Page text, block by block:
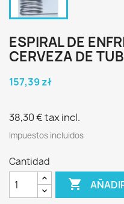
ESPIRAL DE
CERVEZA DE
157,39 zł
38,30 €tax incl.
Impuestos incluidos
Cantidad
